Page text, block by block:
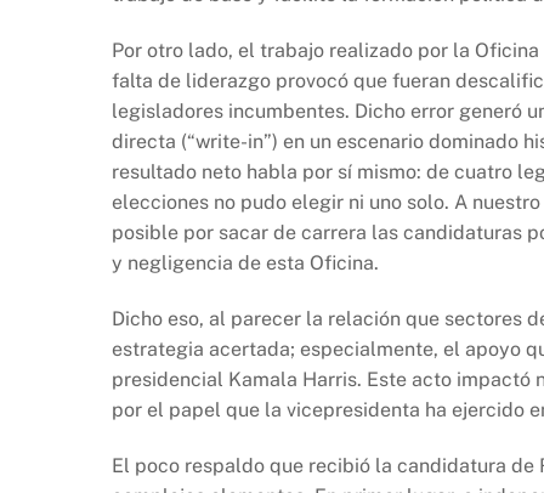
Por otro lado, el trabajo realizado por la
falta de liderazgo provocó que fueran
legisladores incumbentes. Dicho error generó
directa (“write-in”) en un escenario dominado
resultado neto habla por sí mismo: de cuatro
elecciones no pudo elegir ni uno solo. A
posible por sacar de carrera las candidaturas
y negligencia de esta Oficina.
Dicho eso, al parecer la relación que sectores
estrategia acertada; especialmente, el apoyo
presidencial Kamala Harris. Este acto impactó
por el papel que la vicepresidenta ha ejercido
El poco respaldo que recibió la candidatura de